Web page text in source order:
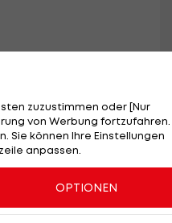
Kim
Zeit mit
zuzustimmen oder [Nur
von Werbung fortzufahren.
Sie können Ihre Einstellungen
anpassen.
OPTIONEN